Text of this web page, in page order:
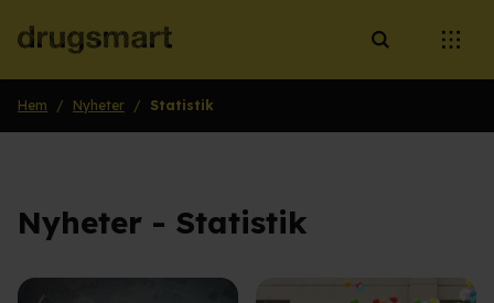
Öppna sökruta
Hem / Nyheter / Statistik
Nyheter - Statistik